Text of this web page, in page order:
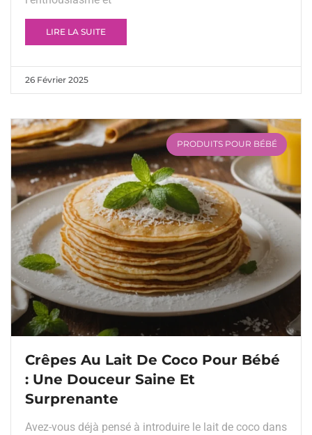
LIRE LA SUITE
26 Février 2025
PRODUITS POUR BÉBÉ
Crêpes Au Lait De Coco Pour Bébé
: Une Douceur Saine Et
Surprenante
Avez-vous déjà pensé à introduire le lait de coco dans